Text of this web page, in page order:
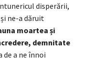
disperării,
ne-a dăruit
moartea și
demnitate
de a ne înnoi